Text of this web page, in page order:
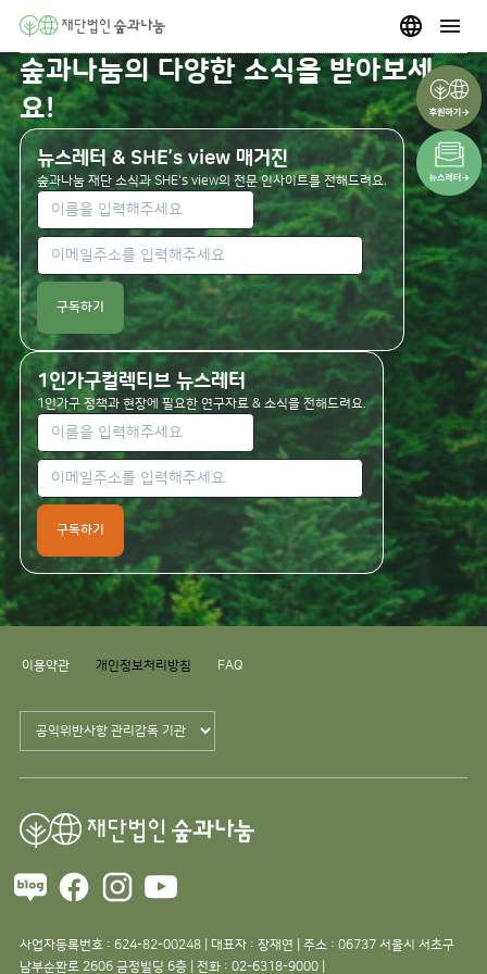
숲과나눔의 다양한 소식을 받아보세
요!
뉴스레터 & SHE’s view 매거진
숲과나눔 재단 소식과 SHE's view의 전문 인사이트를 전해드려요.
구독하기
1인가구컬렉티브 뉴스레터
1인가구 정책과 현장에 필요한 연구자료 & 소식을 전해드려요.
구독하기
이용약관 개인정보처리방침 FAQ
사업자등록번호 : 624-82-00248 | 대표자 : 장재연 | 주소 : 06737 서울시 서초구
남부순환로 2606 금정빌딩 6층 | 전화 : 02-6318-9000 |